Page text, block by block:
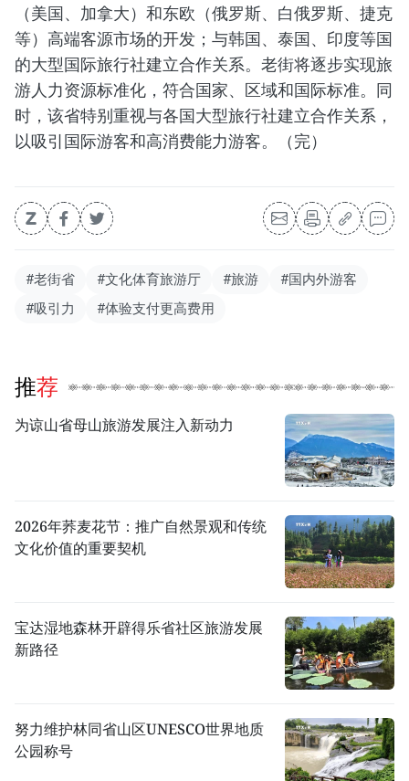
（美国、加拿大）和东欧（俄罗斯、白俄罗斯、捷克
等）高端客源市场的开发；与韩国、泰国、印度等国
的大型国际旅行社建立合作关系。老街将逐步实现旅
游人力资源标准化，符合国家、区域和国际标准。同
时，该省特别重视与各国大型旅行社建立合作关系，
以吸引国际游客和高消费能力游客。（完）
#老街省 #文化体育旅游厅 #旅游
#国内外游客
#吸引力
#体验支付更高费用
推荐
为谅山省母山旅游发展注入新动力
2026年荞麦花节：推广自然景观和传统
文化价值的重要契机
宝达湿地森林开辟得乐省社区旅游发展
新路径
努力维护林同省山区UNESCO世界地质
公园称号